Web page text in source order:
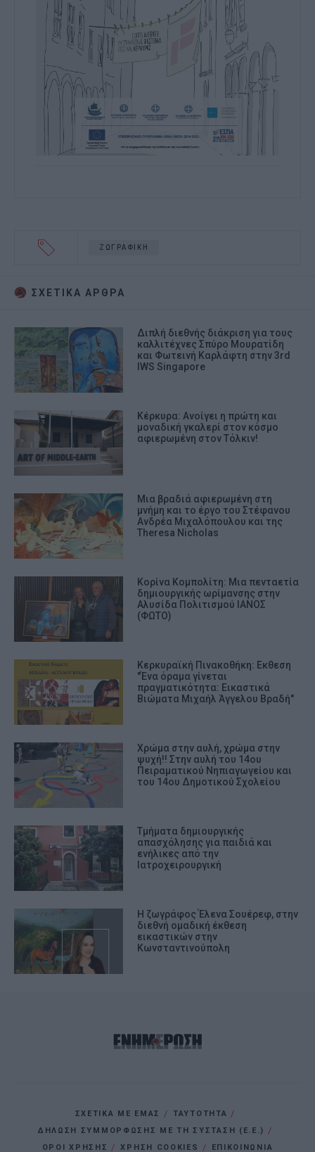
ΖΩΓΡΑΦΙΚΗ
ΣΧΕΤΙΚA AΡΘΡΑ
Διπλή διεθνής διάκριση για τους
καλλιτέχνες Σπύρο Μουρατίδη
και Φωτεινή Καρλάφτη στην 3rd
IWS Singapore
Κέρκυρα: Ανοίγει η πρώτη και
μοναδική γκαλερί στον κόσμο
αφιερωμένη στον Τόλκιν!
Μια βραδιά αφιερωμένη στη
μνήμη και το έργο του Στέφανου
Ανδρέα Μιχαλόπουλου και της
Theresa Nicholas
Κορίνα Κομπολίτη: Μια πενταετία
δημιουργικής ωρίμανσης στην
Αλυσίδα Πολιτισμού ΙΑΝΟΣ
(ΦΩΤΟ)
Κερκυραϊκή Πινακοθήκη: Εκθεση
"Ένα όραμα γίνεται
πραγματικότητα: Εικαστικά
Βιώματα Μιχαήλ Άγγελου Βραδή"
Χρώμα στην αυλή, χρώμα στην
ψυχή!! Στην αυλή του 14ου
Πειραματικού Νηπιαγωγείου και
του 14ου Δημοτικού Σχολείου
Τμήματα δημιουργικής
απασχόλησης για παιδιά και
ενήλικες από την
Ιατροχειρουργική
Η ζωγράφος Έλενα Σουέρεφ, στην
διεθνή ομαδική έκθεση
εικαστικών στην
Κωνσταντινούπολη
ΣΧΕΤΙΚΑ ΜΕ ΕΜΑΣ
ΤΑΥΤΟΤΗΤΑ
ΔΗΛΩΣΗ ΣΥΜΜΟΡΦΩΣΗΣ ΜΕ ΤΗ ΣΥΣΤΑΣΗ (Ε.Ε.)
ΌΡΟΙ ΧΡΗΣΗΣ
ΧΡΗΣΗ COOKIES ΕΠΙΚΟΙΝΩΝΙΑ